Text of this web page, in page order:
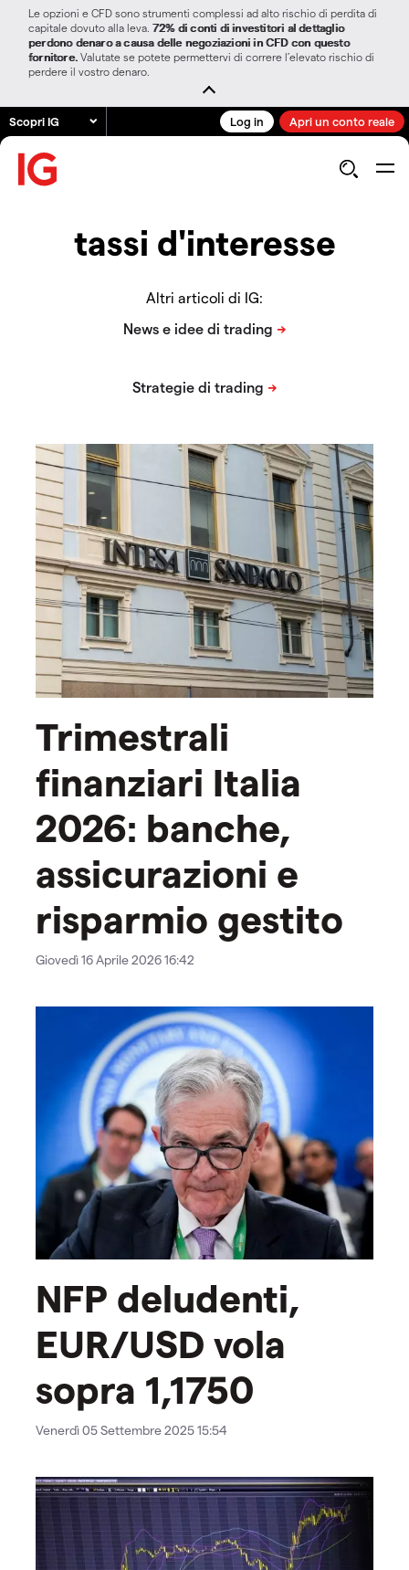
Le opzioni e CFD sono strumenti complessi ad alto rischio di perdita di
capitale dovuto alla leva. 72% di conti di investitori al dettaglio
perdono denaro a causa delle negoziazioni in CFD con questo
fornitore. Valutate se potete permettervi di correre l’elevato rischio di
perdere il vostro denaro.
Scopri IG Log in Apri un conto reale
tassi d'interesse
Altri articoli di IG:
Trimestrali
finanziari Italia
2026: banche,
assicurazioni e
risparmio gestito
Giovedì 16 Aprile 2026 16:42
NFP deludenti,
EUR/USD vola
sopra 1,1750
Venerdì 05 Settembre 2025 15:54